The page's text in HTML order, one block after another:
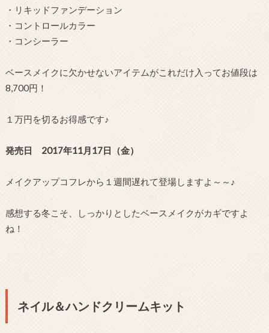
・リキッドファンデーション
・コントロールカラー
・コンシーラー
ベースメイクに欠かせないアイテムがこれだけ入ってお値段は
8,700円！
１万円を切るお得感です♪
発売日 2017年11月17日（金）
メイクアップコフレから１週間遅れて登場しますよ～～♪
感想する冬こそ、しっかりとしたベースメイクがカギですよ
ね！
ネイル＆ハンドクリームキット